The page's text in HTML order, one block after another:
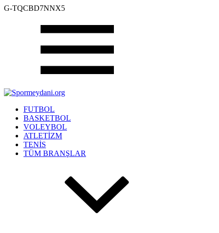
G-TQCBD7NNX5
FUTBOL
BASKETBOL
VOLEYBOL
ATLETİZM
TENİS
TÜM BRANŞLAR